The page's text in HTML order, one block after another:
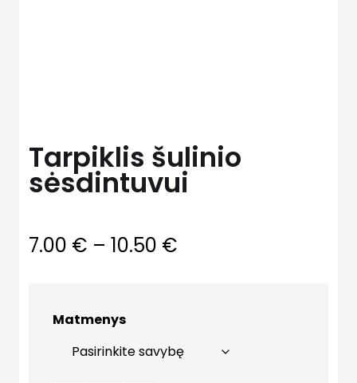
Tarpiklis šulinio
sėsdintuvui
7.00 € – 10.50 €
10.50 €
Matmenys